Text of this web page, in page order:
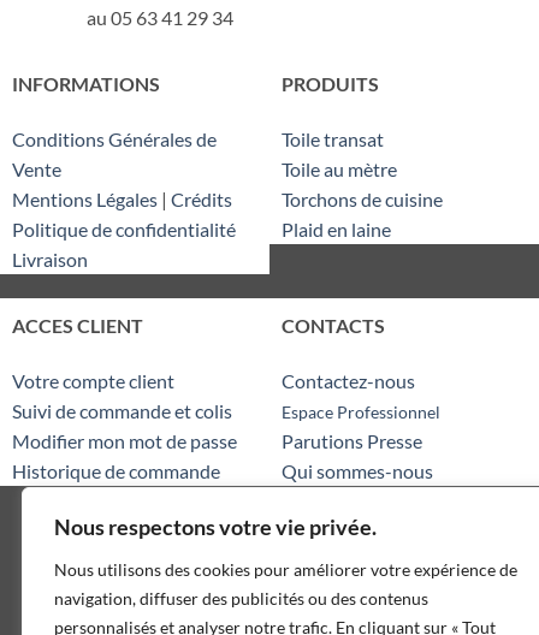
Nous respectons votre vie privée.
Nous utilisons des cookies pour améliorer votre expérience de
navigation, diffuser des publicités ou des contenus
personnalisés et analyser notre trafic. En cliquant sur « Tout
au 05 63 41 29 34
INFORMATIONS
Conditions Générales de
Vente
Mentions Légales | Crédits
Politique de confidentialité
Livraison
PRODUITS
Toile transat
Toile au mètre
Torchons de cuisine
Plaid en laine
ACCES CLIENT
Votre compte client
Suivi de commande et colis
Modifier mon mot de passe
Historique de commande
CONTACTS
Contactez-nous
Espace Professionnel
Parutions Presse
Qui sommes-nous
2
Express
Tel. : 05 63 41 29 34 (prix d’un appel local)
Copyright Les Toiles de la Montagne Noire 2026 © TISSUD SARL |